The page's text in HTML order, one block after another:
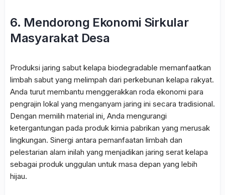
6. Mendorong Ekonomi Sirkular
Masyarakat Desa
Produksi jaring sabut kelapa biodegradable memanfaatkan
limbah sabut yang melimpah dari perkebunan kelapa rakyat.
Anda turut membantu menggerakkan roda ekonomi para
pengrajin lokal yang menganyam jaring ini secara tradisional.
Dengan memilih material ini, Anda mengurangi
ketergantungan pada produk kimia pabrikan yang merusak
lingkungan. Sinergi antara pemanfaatan limbah dan
pelestarian alam inilah yang menjadikan jaring serat kelapa
sebagai produk unggulan untuk masa depan yang lebih
hijau.